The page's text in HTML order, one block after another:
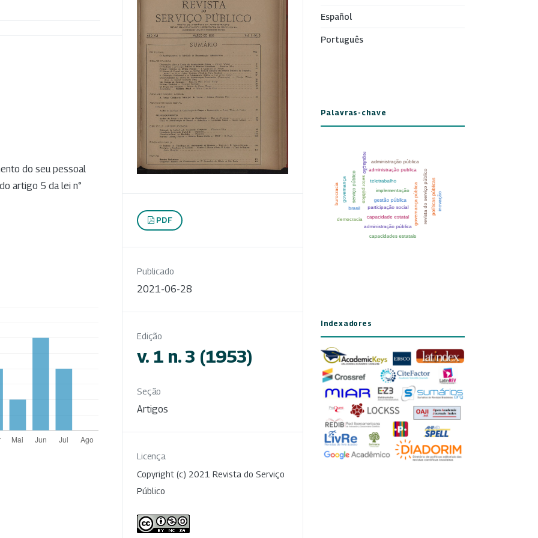
do seu pessoal
artigo 5 da lei n°
PDF
Publicado
2021-06-28
Edição
v. 1 n. 3 (1953)
Seção
Artigos
Licença
Copyright (c) 2021 Revista do Serviço
Público
Español
Português
Palavras-chave
Indexadores